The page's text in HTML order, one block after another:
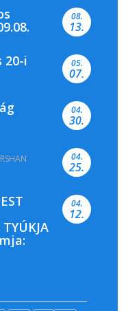
08.
13.
20-i 05.
07.
04.
30.
04.
25.
04.
12.